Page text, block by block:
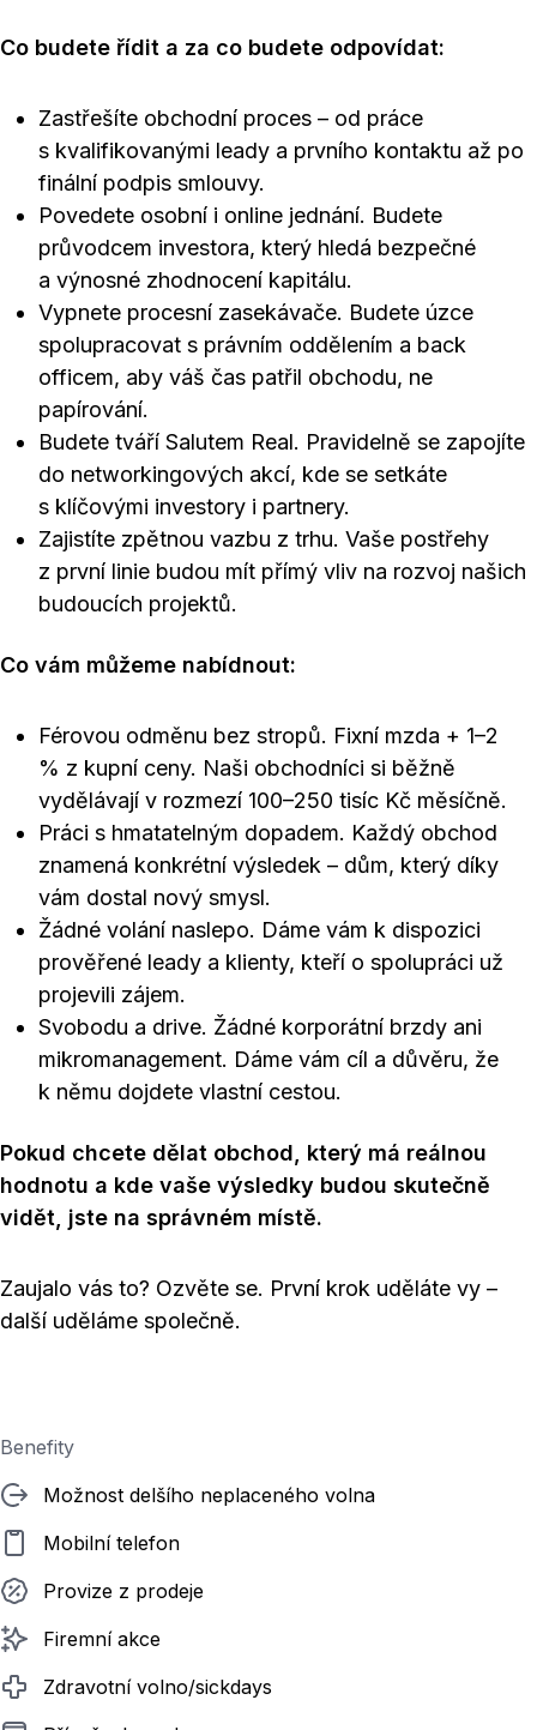
Co budete řídit a za co budete odpovídat:
Zastřešíte obchodní proces – od práce
s kvalifikovanými leady a prvního kontaktu až po
finální podpis smlouvy.
Povedete osobní i online jednání. Budete
průvodcem investora, který hledá bezpečné
a výnosné zhodnocení kapitálu.
Vypnete procesní zasekávače. Budete úzce
spolupracovat s právním oddělením a back
officem, aby váš čas patřil obchodu, ne
papírování.
Budete tváří Salutem Real. Pravidelně se zapojíte
do networkingových akcí, kde se setkáte
s klíčovými investory i partnery.
Zajistíte zpětnou vazbu z trhu. Vaše postřehy
z první linie budou mít přímý vliv na rozvoj našich
budoucích projektů.
Co vám můžeme nabídnout:
Férovou odměnu bez stropů. Fixní mzda + 1–2
% z kupní ceny. Naši obchodníci si běžně
vydělávají v rozmezí 100–250 tisíc Kč měsíčně.
Práci s hmatatelným dopadem. Každý obchod
znamená konkrétní výsledek – dům, který díky
vám dostal nový smysl.
Žádné volání naslepo. Dáme vám k dispozici
prověřené leady a klienty, kteří o spolupráci už
projevili zájem.
Svobodu a drive. Žádné korporátní brzdy ani
mikromanagement. Dáme vám cíl a důvěru, že
k němu dojdete vlastní cestou.
Pokud chcete dělat obchod, který má reálnou
hodnotu a kde vaše výsledky budou skutečně
vidět, jste na správném místě.
Zaujalo vás to? Ozvěte se. První krok uděláte vy –
další uděláme společně.
Benefity
Možnost delšího neplaceného volna
Mobilní telefon
Provize z prodeje
Firemní akce
Zdravotní volno/sickdays